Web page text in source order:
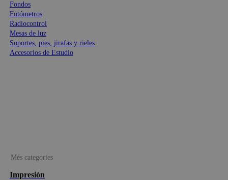
Fondos
Fotómetros
Radiocontrol
Mesas de luz
Soportes, pies, jirafas y rieles
Accesorios de Estudio
Més categories
Impresión